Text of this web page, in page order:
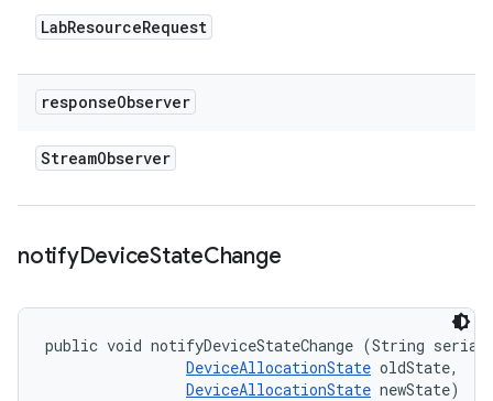
LabResourceRequest
responseObserver
StreamObserver
notifyDeviceStateChange
public void notifyDeviceStateChange (String
DeviceAllocationState oldState,
DeviceAllocationState newState)